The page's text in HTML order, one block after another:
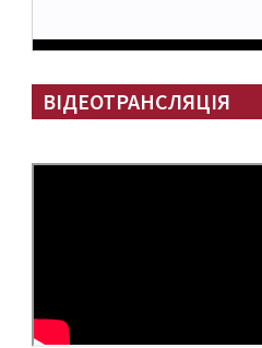
ВІДЕОТРАНСЛЯЦІЯ